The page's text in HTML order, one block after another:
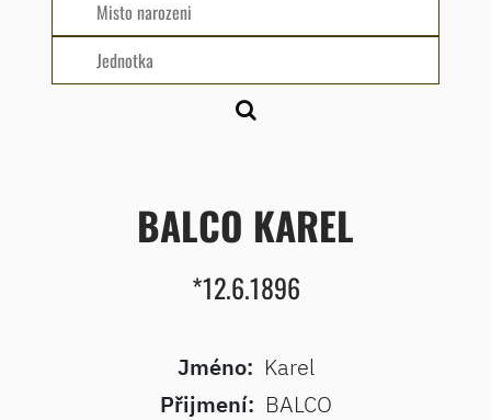
BALCO KAREL
*12.6.1896
Jméno: Karel
Přijmení: BALCO